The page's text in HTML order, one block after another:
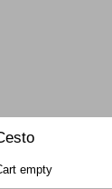
empty